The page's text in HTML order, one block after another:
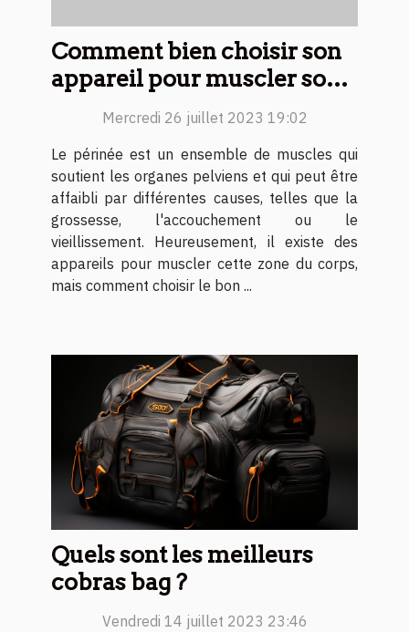
Comment bien choisir son
appareil pour muscler son
périnée ?Mercredi 26 juillet 2023 19:02
Le périnée est un ensemble de muscles qui
soutient les organes pelviens et qui peut être
affaibli par différentes causes, telles que la
grossesse, l'accouchement ou le
vieillissement. Heureusement, il existe des
appareils pour muscler cette zone du corps,
mais comment choisir le bon ...
Quels sont les meilleurs
cobras bag ?
Vendredi 14 juillet 2023 23:46